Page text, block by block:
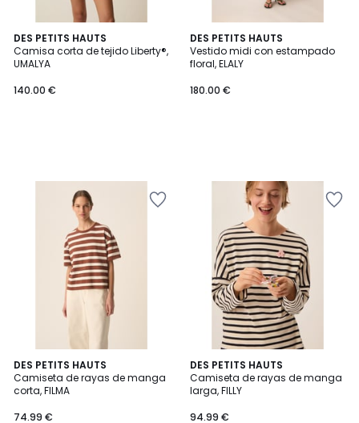
DES PETITS HAUTS
Camisa corta de tejido Liberty®,
UMALYA
140.00 €
DES PETITS HAUTS
Vestido midi con estampado
floral, ELALY
180.00 €
DES PETITS HAUTS
Camiseta de rayas de manga
corta, FILMA
74.99 €
DES PETITS HAUTS
Camiseta de rayas de manga
larga, FILLY
94.99 €